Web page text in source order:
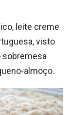
leite creme
visto
sobremesa
almoço.